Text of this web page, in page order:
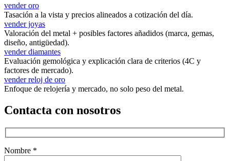
vender oro
Tasación a la vista y precios alineados a cotización del día.
vender joyas
Valoración del metal + posibles factores añadidos (marca, gemas,
diseño, antigüedad).
vender diamantes
Evaluación gemológica y explicación clara de criterios (4C y
factores de mercado).
vender reloj de oro
Enfoque de relojería y mercado, no solo peso del metal.
Contacta con nosotros
Nombre *